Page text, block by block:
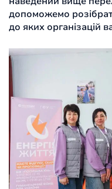
допоможемо
до яких організацій